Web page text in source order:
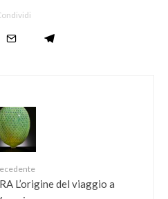
L’origine del viaggio a